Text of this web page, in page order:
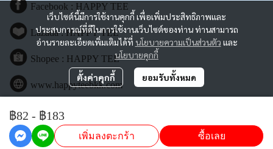
฿82 - ฿183
เพิ่มลงตะกร้า ซื้อเลย
เว็บไซต์นี้มีการใช้งานคุกกี้ เพื่อเพิ่มประสิทธิภาพและ
ประสบการณ์ที่ดีในการใช้งานเว็บไซต์ของท่าน ท่านสามารถ
อ่านรายละเอียดเพิ่มเติมได้ที่ นโยบายความเป็นส่วนตัว และ
นโยบายคุกกี้
ตั้งค่าคุกกี้ ยอมรับทั้งหมด
Facebook : HAPPY TEE
Lazada : HAPPY TEE
Shopee : HAPPY TEE
www.happyteebkk.com
Copyright | All Rights Reserved | Powered by happyteebkk.com